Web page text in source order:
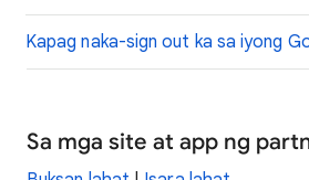
Kapag naka-sign out ka sa iyong
Sa mga site at app ng